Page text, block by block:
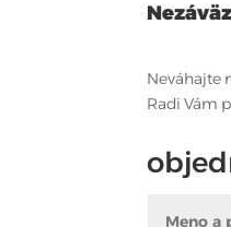
Neváhajte
Radi Vám